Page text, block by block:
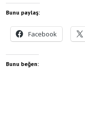
Bunu paylaş:
Facebook
Bunu beğen: